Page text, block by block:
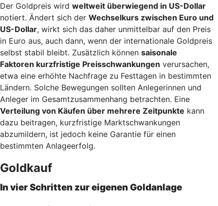
Der Goldpreis wird weltweit überwiegend in US-Dollar
notiert. Ändert sich der Wechselkurs zwischen Euro und
US-Dollar, wirkt sich das daher unmittelbar auf den Preis
in Euro aus, auch dann, wenn der internationale Goldpreis
selbst stabil bleibt. Zusätzlich können saisonale
Faktoren kurzfristige Preisschwankungen verursachen,
etwa eine erhöhte Nachfrage zu Festtagen in bestimmten
Ländern. Solche Bewegungen sollten Anlegerinnen und
Anleger im Gesamtzusammenhang betrachten. Eine
Verteilung von Käufen über mehrere Zeitpunkte kann
dazu beitragen, kurzfristige Marktschwankungen
abzumildern, ist jedoch keine Garantie für einen
bestimmten Anlageerfolg.
Goldkauf
In vier Schritten zur eigenen Goldanlage